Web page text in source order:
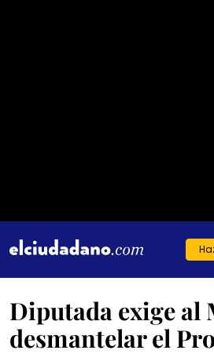
Diputada exige al
desmantelar el